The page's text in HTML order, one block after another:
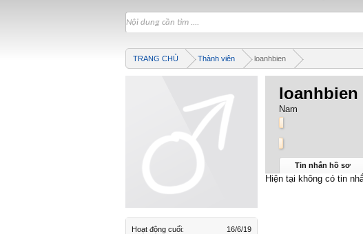
TRANG CHỦ Thành viên loanhbien
Hoạt động cuối:
16/6/19
loanhbien
Nam
loanhbien được nhìn thấy
Tin nhắn hồ sơ
Hiện tại không có tin